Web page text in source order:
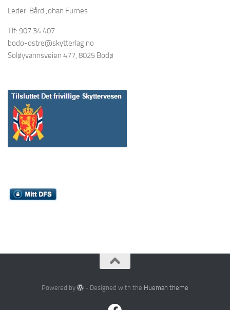
Leder: Bård Johan Furnes
Tlf: 907 34 407
bodo-ostre@skytterlag.no
Soløyvannsveien 477, 8025 Bodø
Powered by - Designed with the Hueman theme